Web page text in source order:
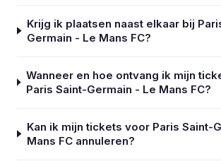
Krijg ik plaatsen naast elkaar bij
Germain - Le Mans FC?
Wanneer en hoe ontvang ik mijn
Paris Saint-Germain - Le Mans FC?
Kan ik mijn tickets voor Paris Saint-
Mans FC annuleren?